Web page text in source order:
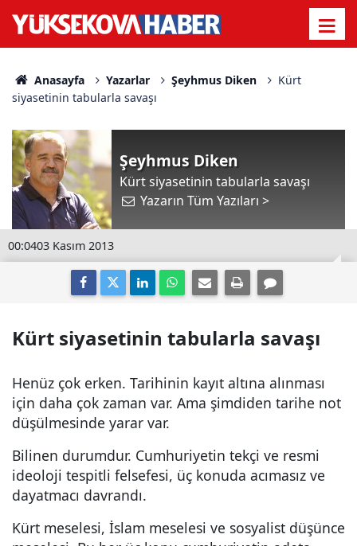
Anasayfa Yazarlar Şeyhmus Diken
Kürt
siyasetinin tabularla savaşı
Şeyhmus Diken
Kürt siyasetinin tabularla savaşı
Yazarın Tüm Yazıları >
00:0403 Kasım 2013
Kürt siyasetinin tabularla savaşı
Henüz çok erken. Tarihinin kayıt altına alınması
için daha çok zaman var. Ama şimdiden tarihe not
düşülmesinde yarar var.
Bilinen durumdur. Cumhuriyetin tekçi ve resmi
ideoloji tespitli felsefesi, üç konuda acımasız ve
dayatmacı davrandı.
Kürt meselesi, İslam meselesi ve sosyalist düşünce